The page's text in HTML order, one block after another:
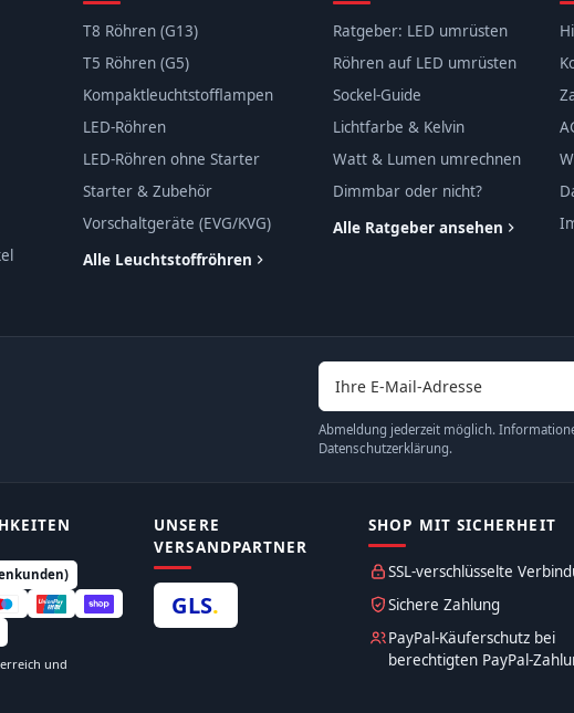
T8 Röhren (G13)
T5 Röhren (G5)
Kompaktleuchtstofflampen
LED-Röhren
LED-Röhren ohne Starter
Starter & Zubehör
Vorschaltgeräte (EVG/KVG)
Alle Leuchtstoffröhren
Ratgeber: LED umrüsten
Röhren auf LED umrüsten
Sockel-Guide
Lichtfarbe & Kelvin
Watt & Lumen umrechnen
Dimmbar oder nicht?
Alle Ratgeber ansehen
E-Mail-Adresse
Abmeldung jederzeit möglich.
Datenschutzerklärung.
und
UNSERE
VERSANDPARTNER
GLS.
SHOP MIT SICHERHEIT
SSL-verschlüsselte
Sichere Zahlung
PayPal-Käuferschutz bei
berechtigten PayPal-